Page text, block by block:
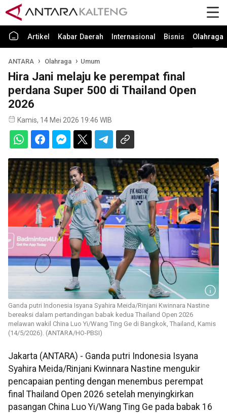
Artikel Kabar Daerah Internasional Bisnis Olahraga
ANTARA Olahraga Umum
Hira Jani melaju ke perempat final
perdana Super 500 di Thailand Open
2026
Kamis, 14 Mei 2026 19:46 WIB
Ganda putri Indonesia Isyana Syahira Meida/Rinjani Kwinnara Nastine
bereaksi dalam pertandingan babak kedua Thailand Open 2026
melawan wakil China Luo Yi/Wang Ting Ge di Bangkok, Thailand, Kamis
(14/5/2026). (ANTARA/HO-PBSI)
Jakarta (ANTARA) - Ganda putri Indonesia Isyana
Syahira Meida/Rinjani Kwinnara Nastine mengukir
pencapaian penting dengan menembus perempat
final Thailand Open 2026 setelah menyingkirkan
pasangan China Luo Yi/Wang Ting Ge pada babak 16